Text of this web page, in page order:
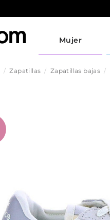
Mujer
Zapatillas Zapatillas bajas